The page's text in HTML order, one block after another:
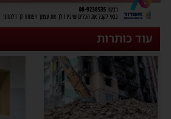
עוד כותרות